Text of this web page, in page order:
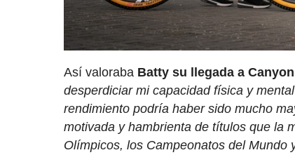
Así valoraba Batty su llegada a Canyon
desperdiciar mi capacidad física y
rendimiento podría haber sido mucho
motivada y hambrienta de títulos que la
Olímpicos, los Campeonatos del Mundo